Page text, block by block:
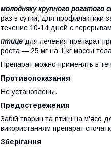
молодняку крупного рогатого
раз в сутки; для профилактики
течение 10-14 дней с
птице для лечения препарат
роста — 25 мг на 1 кг массы
Препарат можно применять в
Противопоказания
Не установлены.
Предостережения
Забій тварин та птиці на м'ясо
використанням препарат
Зберігання